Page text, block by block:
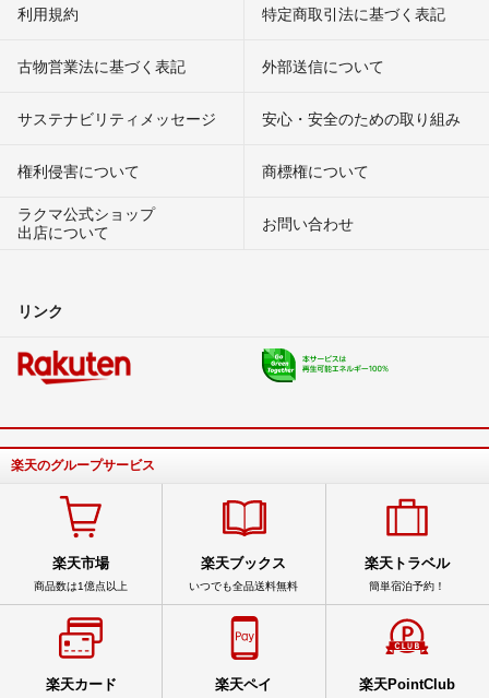
利用規約 特定商取引法に基づく表記
古物営業法に基づく表記 外部送信について
サステナビリティメッセージ 安心・安全のための取り組み
権利侵害について
商標権について
ラクマ公式ショップ
出店について
お問い合わせ
リンク
楽天のグループサービス
楽天市場
商品数は1億点以上
楽天ブックス
いつでも全品送料無料
楽天トラベル
簡単宿泊予約！
楽天カード 楽天ペイ 楽天PointClub